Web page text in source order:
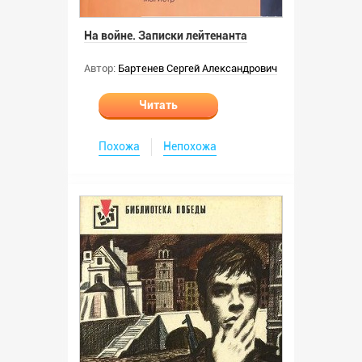
На войне. Записки лейтенанта
Автор: Бартенев Сергей Александрович
Читать
Похожа Непохожа